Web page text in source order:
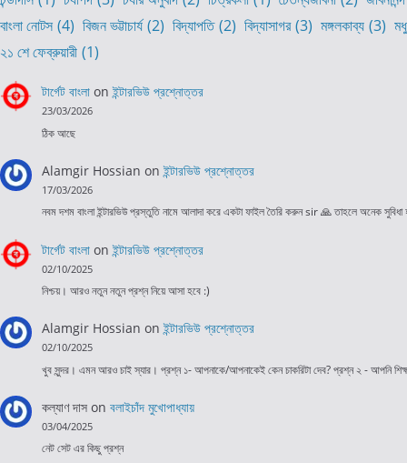
বাংলা নোটস (4) বিজন ভট্টাচার্য (2) বিদ্যাপতি (2) বিদ্যাসাগর (3) মঙ্গলকাব্য (3)
২১ শে ফেব্রুয়ারী (1)
টার্গেট বাংলাonইন্টারভিউ প্রশ্নোত্তর
23/03/2026
ঠিক আছে
Alamgir Hossian onইন্টারভিউ প্রশ্নোত্তর
17/03/2026
নবম দশম বাংলা ইন্টারভিউ প্রস্তুতি নামে আলাদা করে একটা ফাইল তৈরি করুন sir 🙏 তাহলে অনেক
টার্গেট বাংলাonইন্টারভিউ প্রশ্নোত্তর
02/10/2025
নিশ্চয়। আরও নতুন নতুন প্রশ্ন নিয়ে আসা হবে :)
Alamgir Hossian onইন্টারভিউ প্রশ্নোত্তর
02/10/2025
খুব সুন্দর। এমন আরও চাই স্যার। প্রশ্ন ১- আপনাকে/আপনাকেই কেন চাকরিটা দেব? প্রশ্ন ২ - আপনি
কল্যাণ দাসon বলাইচাঁদ মুখোপাধ্যায়
03/04/2025
নেট সেট এর কিছু প্রশ্ন